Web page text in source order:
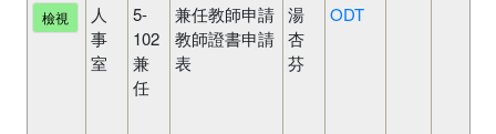
檢視
人
事
室
5-
102
兼
任
兼任教師申請
教師證書申請
表
湯
杏
芬
ODT